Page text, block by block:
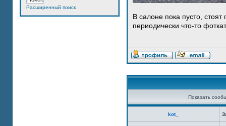
Расширенный поиск
В салоне пока пусто,
периодически что-то
Показать
kot_